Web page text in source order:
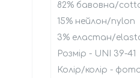
82% бавовна/
15% нейлон/nylon
3% еластан/
Розмір - UNI 39-41
Колір/колір -